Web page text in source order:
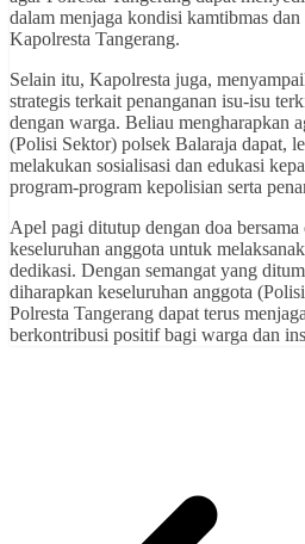
dalam menjaga kondisi kamtibmas
Kapolresta Tangerang.
Selain itu, Kapolresta juga,
strategis terkait penanganan isu-isu
dengan warga. Beliau mengharapkan
(Polisi Sektor) polsek Balaraja dapat,
melakukan sosialisasi dan edukasi
program-program kepolisian serta
Apel pagi ditutup dengan doa bersama
keseluruhan anggota untuk
dedikasi. Dengan semangat yang
diharapkan keseluruhan anggota
Polresta Tangerang dapat terus
berkontribusi positif bagi warga dan